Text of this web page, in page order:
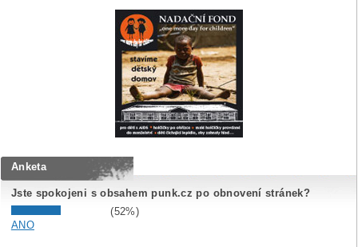
Anketa
Jste spokojeni s obsahem punk.cz po obnovení stránek?
(52%)
ANO